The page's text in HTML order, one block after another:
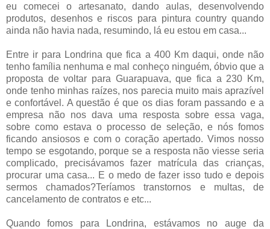
eu comecei o artesanato, dando aulas, desenvolvendo
produtos, desenhos e riscos para pintura country quando
ainda não havia nada, resumindo, lá eu estou em casa...
Entre ir para Londrina que fica a 400 Km daqui, onde não
tenho família nenhuma e mal conheço ninguém, óbvio que a
proposta de voltar para Guarapuava, que fica a 230 Km,
onde tenho minhas raízes, nos parecia muito mais aprazível
e confortável. A questão é que os dias foram passando e a
empresa não nos dava uma resposta sobre essa vaga,
sobre como estava o processo de seleção, e nós fomos
ficando ansiosos e com o coração apertado. Vimos nosso
tempo se esgotando, porque se a resposta não viesse seria
complicado, precisávamos fazer matrícula das crianças,
procurar uma casa... E o medo de fazer isso tudo e depois
sermos chamados?Teríamos transtornos e multas, de
cancelamento de contratos e etc...
Quando fomos para Londrina, estávamos no auge da